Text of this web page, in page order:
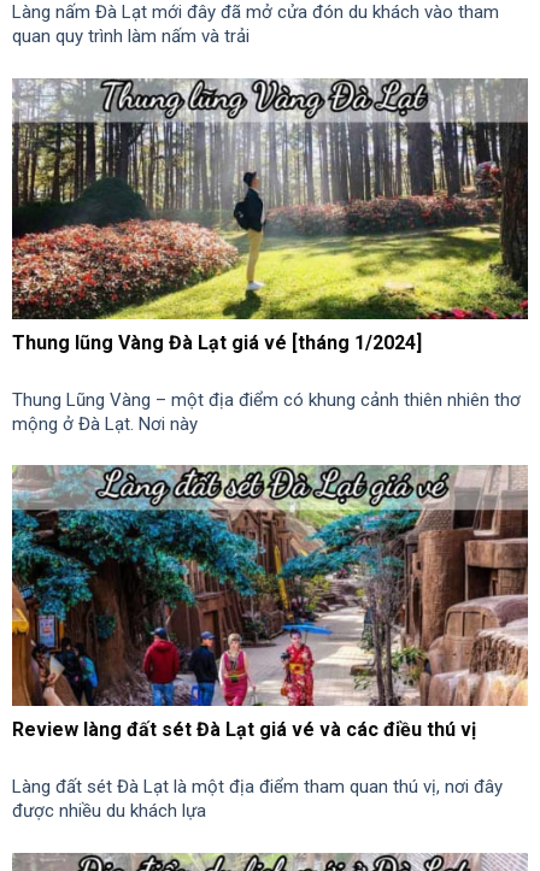
Làng nấm Đà Lạt mới đây đã mở cửa đón du khách vào tham
quan quy trình làm nấm và trải
Thung lũng Vàng Đà Lạt giá vé [tháng 1/2024]
Thung Lũng Vàng – một địa điểm có khung cảnh thiên nhiên thơ
mộng ở Đà Lạt. Nơi này
Review làng đất sét Đà Lạt giá vé và các điều thú vị
Làng đất sét Đà Lạt là một địa điểm tham quan thú vị, nơi đây
được nhiều du khách lựa